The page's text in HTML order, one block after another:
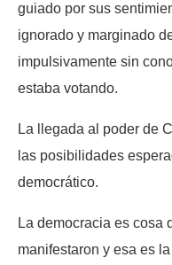
guiado por sus
ignorado y marginado
impulsivamente sin
estaba votando.
La llegada al poder de
las posibilidades
democrático.
La democracia es cosa
manifestaron y esa es